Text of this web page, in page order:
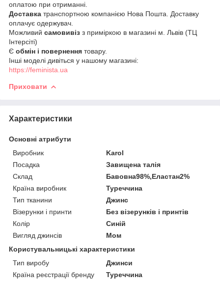
оплатою при отриманні.
Доставка транспортною компанією Нова Пошта. Доставку
оплачує одержувач.
Можливий самовивіз з приміркою в магазині м. Львів (ТЦ
Інтерсіті)
Є обмін і повернення товару.
Інші моделі дивіться у нашому магазині:
https://feminista.ua
Приховати
Характеристики
Основні атрибути
Виробник
Karol
Посадка
Завищена талія
Склад
Бавовна98%,Еластан2%
Країна виробник
Туреччина
Тип тканини
Джинс
Візерунки і принти
Без візерунків і принтів
Колір
Синій
Вигляд джинсів
Мом
Користувальницькі характеристики
Тип виробу
Джинси
Країна реєстрації бренду
Туреччина